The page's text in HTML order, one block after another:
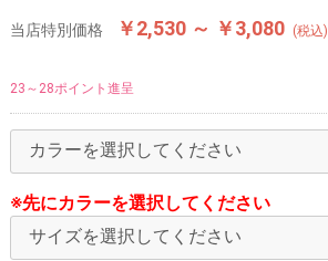
当店特別価格 ￥2,530 ～ ￥3,080 (税込)
23～28ポイント進呈
※先にカラーを選択してください